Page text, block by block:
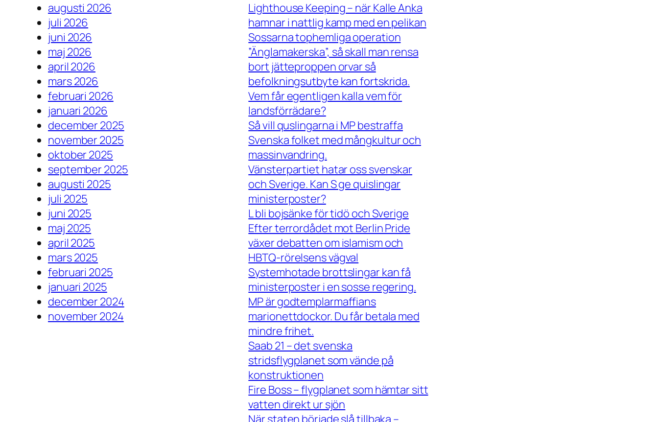
augusti 2026
juli 2026
juni 2026
maj 2026
april 2026
mars 2026
februari 2026
januari 2026
december 2025
november 2025
oktober 2025
september 2025
augusti 2025
juli 2025
juni 2025
maj 2025
april 2025
mars 2025
februari 2025
januari 2025
december 2024
november 2024
Lighthouse Keeping – när Kalle Anka
hamnar i nattlig kamp med en pelikan
Sossarna tophemliga operation
”Änglamakerska”, så skall man rensa
bort jätteproppen orvar så
befolkningsutbyte kan fortskrida.
Vem får egentligen kalla vem för
landsförrädare?
Så vill quslingarna i MP bestraffa
Svenska folket med mångkultur och
massinvandring.
Vänsterpartiet hatar oss svenskar
och Sverige. Kan S ge quislingar
ministerposter?
L bli bojsänke för tidö och Sverige
Efter terrordådet mot Berlin Pride
växer debatten om islamism och
HBTQ-rörelsens vägval
Systemhotade brottslingar kan få
ministerposter i en sosse regering.
MP är godtemplarmaffians
marionettdockor. Du får betala med
mindre frihet.
Saab 21 – det svenska
stridsflygplanet som vände på
konstruktionen
Fire Boss – flygplanet som hämtar sitt
vatten direkt ur sjön